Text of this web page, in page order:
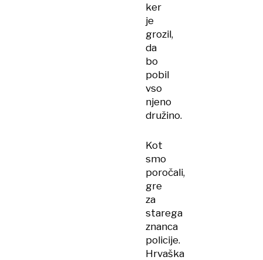
ker
je
grozil,
da
bo
pobil
vso
njeno
družino.
Kot
smo
poročali,
gre
za
starega
znanca
policije.
Hrvaška